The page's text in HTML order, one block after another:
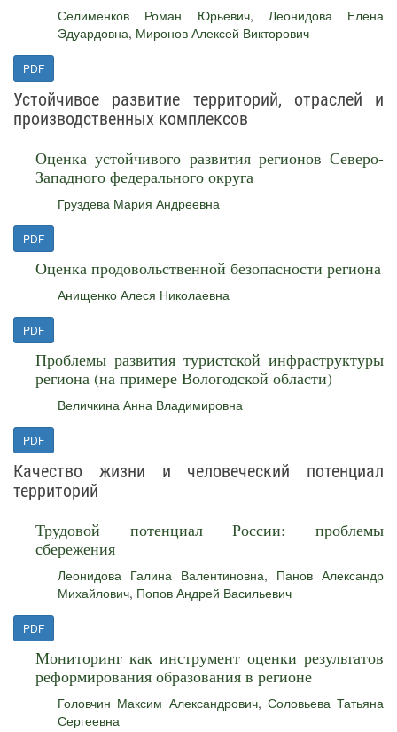
Селименков Роман Юрьевич, Леонидова Елена
Эдуардовна, Миронов Алексей Викторович
PDF
Устойчивое развитие территорий, отраслей и
производственных комплексов
Оценка устойчивого развития регионов Северо-
Западного федерального округа
Груздева Мария Андреевна
PDF
Оценка продовольственной безопасности региона
Анищенко Алеся Николаевна
PDF
Проблемы развития туристской инфраструктуры
региона (на примере Вологодской области)
Величкина Анна Владимировна
PDF
Качество жизни и человеческий потенциал
территорий
Трудовой потенциал России: проблемы
сбережения
Леонидова Галина Валентиновна, Панов Александр
Михайлович, Попов Андрей Васильевич
PDF
Мониторинг как инструмент оценки результатов
реформирования образования в регионе
Головчин Максим Александрович, Соловьева Татьяна
Сергеевна